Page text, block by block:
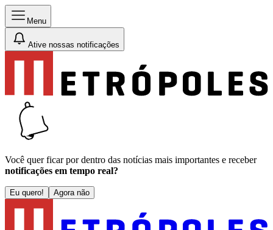
Menu
Ative nossas notificações
Você quer ficar por dentro das notícias mais importantes e receber
notificações em tempo real?
Eu quero! Agora não